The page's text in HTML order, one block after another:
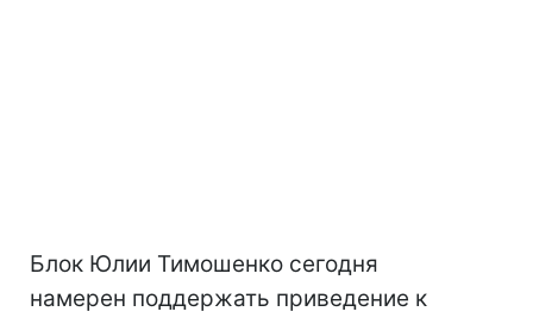
Блок Юлии Тимошенко сегодня
намерен поддержать приведение к